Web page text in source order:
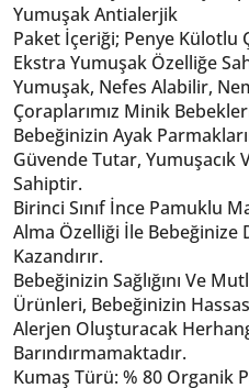
Yumuşak Antialerjik
Paket İçeriği; Penye Külotlu
Ekstra Yumuşak Özelliğe
Yumuşak, Nefes Alabilir,
Çoraplarımız Minik
Bebeğinizin Ayak
Güvende Tutar, Yumuşacık
Sahiptir.
Birinci Sınıf İnce Pamuklu
Alma Özelliği İle
Kazandırır.
Bebeğinizin Sağlığını Ve
Ürünleri, Bebeğinizin
Alerjen Oluşturacak
Barındırmamaktadır.
Kumaş Türü: % 80 Organik